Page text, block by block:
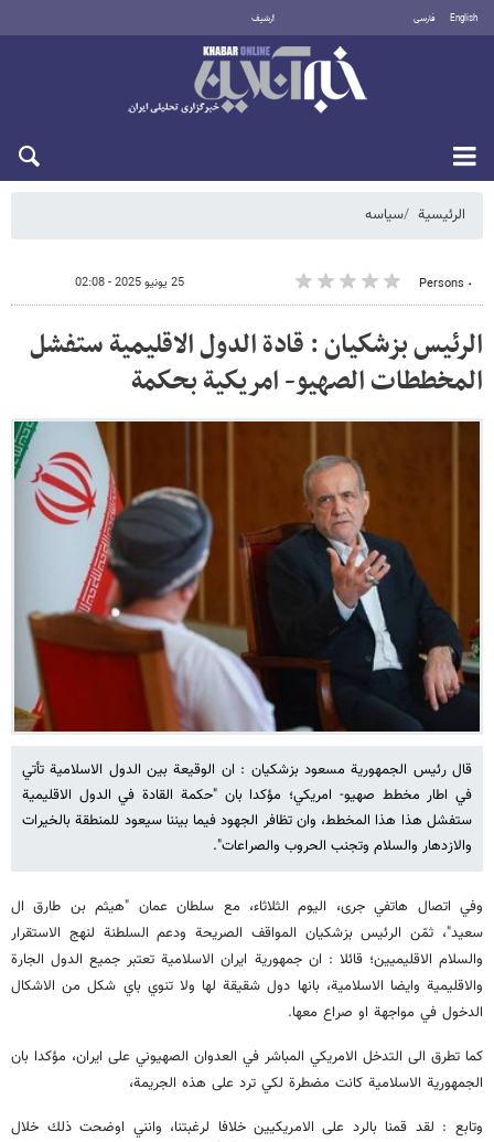
English فارسی أرشيف
الرئيسية سیاسه
٠ Persons 25 يونيو 2025 - 02:08
الرئيس بزشكيان : قادة الدول الاقليمية ستفشل
المخططات الصهيو- امريكية بحكمة
قال رئيس الجمهورية مسعود بزشكيان : ان الوقيعة بين الدول الاسلامية تأتي
في اطار مخطط صهيو- امريكي؛ مؤكدا بان "حكمة القادة في الدول الاقليمية
ستفشل هذا هذا المخطط، وان تظافر الجهود فيما بيننا سيعود للمنطقة بالخيرات
والازدهار والسلام وتجنب الحروب والصراعات".
وفي اتصال هاتفي جرى، اليوم الثلاثاء، مع سلطان عمان "هيثم بن طارق ال
سعيد"، ثمّن الرئيس بزشكيان المواقف الصريحة ودعم السلطنة لنهج الاستقرار
والسلام الاقليميين؛ قائلا : ان جمهورية ايران الاسلامية تعتبر جميع الدول الجارة
والاقليمية وايضا الاسلامية، بانها دول شقيقة لها ولا تنوي باي شكل من الاشكال
الدخول في مواجهة او صراع معها.
كما تطرق الى التدخل الامريكي المباشر في العدوان الصهيوني على ايران، مؤكدا بان
الجمهورية الاسلامية كانت مضطرة لكي ترد على هذه الجريمة،
وتابع : لقد قمنا بالرد على الامريكيين خلافا لرغبتنا، وانني اوضحت ذلك خلال